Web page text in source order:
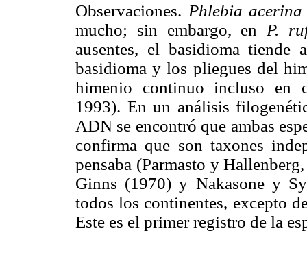
Observaciones. Phlebia acerina
mucho; sin embargo, en P.
ausentes, el basidioma
basidioma y los pliegues del
himenio continuo incluso en
1993). En un análisis
ADN se encontró que ambas
confirma que son taxones
pensaba (Parmasto y
Ginns (1970) y Nakasone y
todos los continentes, excepto
Este es el primer registro de la